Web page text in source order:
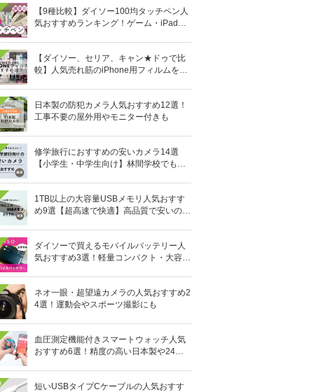
【9種比較】ダイソー100均タッチペン人
気おすすめランキング！ゲーム・iPad向
【ダイソー、セリア、キャン★ドゥで比
較】人気売れ筋のiPhone用フィルムを10
日本製の防犯カメラ人気おすすめ12選！
工事不要の屋外用やモニター付きも
修学旅行におすすめの安いカメラ14選
【小学生・中学生向け】林間学校でも活
1TB以上の大容量USBメモリ人気おすす
め9選【超高速で快適】高品質で安いのは
ダイソーで買えるモバイルバッテリー人
気おすすめ3選！軽量コンパクト・大容量
ネオ一眼・超望遠カメラの人気おすすめ2
4選！運動会やスポーツ撮影にも
血圧測定機能付きスマートウォッチ人気
おすすめ6選！精度の高い日本製や24時
短いUSBタイプCケーブルの人気おすす